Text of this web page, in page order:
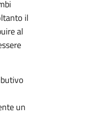
il
al
un